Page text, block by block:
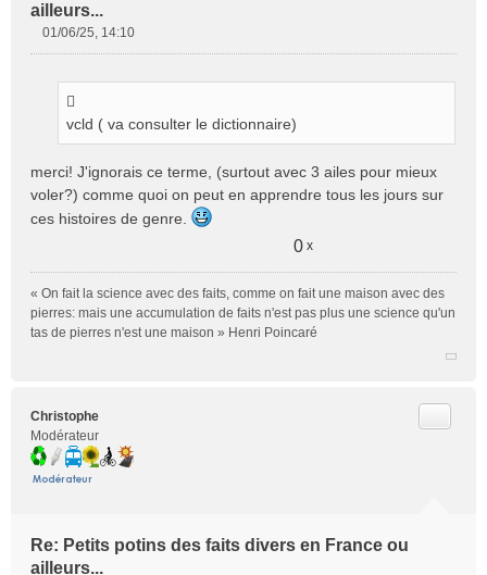
ailleurs...
o
n
01/06/25, 14:10
vcld ( va consulter le dictionnaire)
merci! J'ignorais ce terme, (surtout avec 3 ailes pour mieux
voler?) comme quoi on peut en apprendre tous les jours sur
ces histoires de genre.
0 x
« On fait la science avec des faits, comme on fait une maison avec des
pierres: mais une accumulation de faits n'est pas plus une science qu'un
tas de pierres n'est une maison » Henri Poincaré
Christophe
Modérateur
Re: Petits potins des faits divers en France ou
ailleurs...